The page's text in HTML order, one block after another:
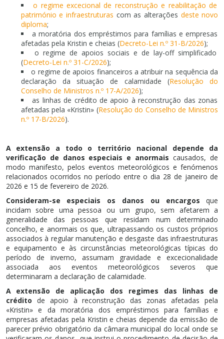
o regime excecional de reconstrução e reabilitação de
património e infraestruturas com as alterações deste novo
diploma;
a moratória dos empréstimos para famílias e empresas
afetadas pela Kristin e cheias (Decreto-Lei n.º 31-B/2026);
o regime de apoios sociais e de lay-off simplificado
(Decreto-Lei n.º 31-C/2026);
o regime de apoios financeiros a atribuir na sequência da
declaração da situação de calamidade (Resolução do
Conselho de Ministros n.º 17-A/2026);
as linhas de crédito de apoio à reconstrução das zonas
afetadas pela «Kristin» (Resolução do Conselho de Ministros
n.º 17-B/2026).
A extensão a todo o território nacional depende da
verificação de danos especiais e anormais causados, de
modo manifesto, pelos eventos meteorológicos e fenómenos
relacionados ocorridos no período entre o dia 28 de janeiro de
2026 e 15 de fevereiro de 2026.
Consideram-se especiais os danos ou encargos que
incidam sobre uma pessoa ou um grupo, sem afetarem a
generalidade das pessoas que residam num determinado
concelho, e anormais os que, ultrapassando os custos próprios
associados à regular manutenção e desgaste das infraestruturas
e equipamento e às circunstâncias meteorológicas típicas do
período de inverno, assumam gravidade e excecionalidade
associada aos eventos meteorológicos severos que
determinaram a declaração de calamidade.
A extensão de aplicação dos regimes das linhas de
crédito de apoio à reconstrução das zonas afetadas pela
«Kristin» e da moratória dos empréstimos para famílias e
empresas afetadas pela Kristin e cheias depende da emissão de
parecer prévio obrigatório da câmara municipal do local onde se